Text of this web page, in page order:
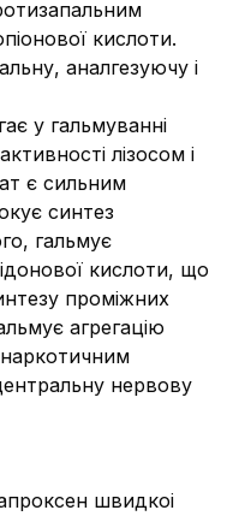
кислоти.
аналгезуючу і
у гальмуванні
лізосом і
є сильним
синтез
гальмує
кислоти, що
проміжних
агрегацію
нервову
швидкоі